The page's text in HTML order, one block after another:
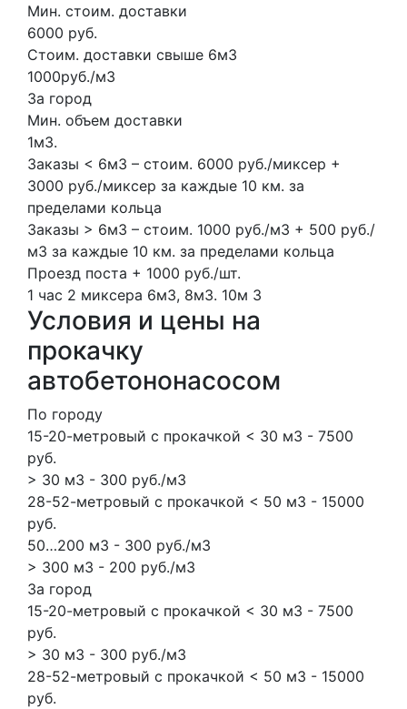
Мин. стоим. доставки
6000 руб.
Стоим. доставки свыше 6м3
1000руб./м3
За город
Мин. объем доставки
1м3.
Заказы < 6м3 – стоим. 6000 руб./миксер +
3000 руб./миксер за каждые 10 км. за
пределами кольца
Заказы > 6м3 – стоим. 1000 руб./м3 + 500 руб./
м3 за каждые 10 км. за пределами кольца
Проезд поста + 1000 руб./шт.
1 час 2 миксера 6м3, 8м3. 10м 3
Условия и цены на
прокачку
автобетононасосом
По городу
15-20-метровый с прокачкой < 30 м3 - 7500
руб.
> 30 м3 - 300 руб./м3
28-52-метровый с прокачкой < 50 м3 - 15000
руб.
50…200 м3 - 300 руб./м3
> 300 м3 - 200 руб./м3
За город
15-20-метровый с прокачкой < 30 м3 - 7500
руб.
> 30 м3 - 300 руб./м3
28-52-метровый с прокачкой < 50 м3 - 15000
руб.